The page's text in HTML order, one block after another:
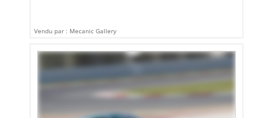
Vendu par : Mecanic Gallery